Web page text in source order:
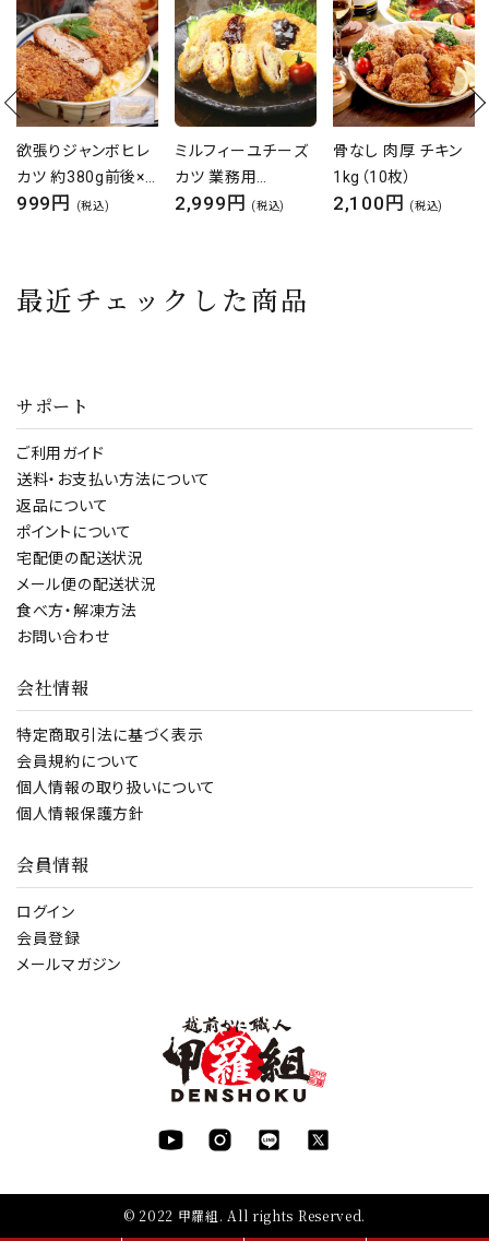
ミルフィーユチーズ
カツ 業務用
900g(10枚入)【カ
2,999円 (税込)
骨なし 肉厚 チキン
1kg（10枚）
2,100円 (税込)
肉アツメンチカツ
100g前後×10個 肉
メンチカツ ミンチカ
1,700円 (税込)
最近チェックした商品
サポート
ご利用ガイド
送料・お支払い方法について
返品について
ポイントについて
宅配便の配送状況
メール便の配送状況
食べ方・解凍方法
お問い合わせ
会社情報
特定商取引法に基づく表示
会員規約について
個人情報の取り扱いについて
個人情報保護方針
会員情報
ログイン
会員登録
メールマガジン
© 2022 甲羅組. All rights Reserved.